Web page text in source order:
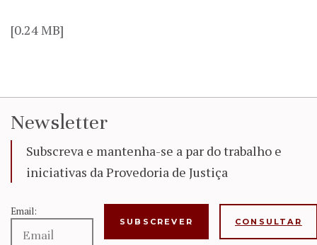
[0.24 MB]
Newsletter
Subscreva e mantenha-se a par do trabalho e
iniciativas da Provedoria de Justiça
Email:
CONSULTAR